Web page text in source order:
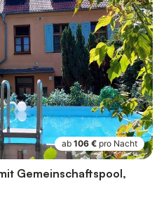
ab 106 € pro Nacht
Gemeinschaftspool,